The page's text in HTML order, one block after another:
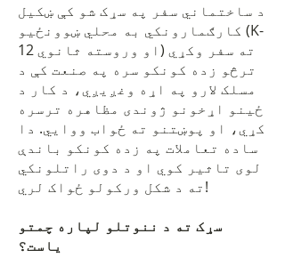
د ساختماني سفر په سړک شو کې ښکیل
کارګمارونکي به محلي ښوونځیو (K-
12 او وروسته ثانوي) ته سفر وکړي
ترڅو زده کونکو سره په صنعت کې د
مسلک لارو په اړه وغږیږي، د کار د
ځینو اړخونو ژوندی مظاهره ترسره
کړي، او پوښتنو ته ځواب ووایي. دا
ساده تعاملات په زده کونکو باندې
لوی تاثیر کوي او د دوی راتلونکي
ته د شکل ورکولو ځواک لري!
سړک ته د ننوتلو لپاره چمتو
یاست؟